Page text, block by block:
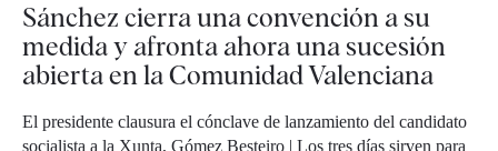
Sánchez cierra una convención a su
medida y afronta ahora una sucesión
abierta en la Comunidad Valenciana
El presidente clausura el cónclave de lanzamiento del candidato
socialista a la Xunta, Gómez Besteiro | Los tres días sirven para